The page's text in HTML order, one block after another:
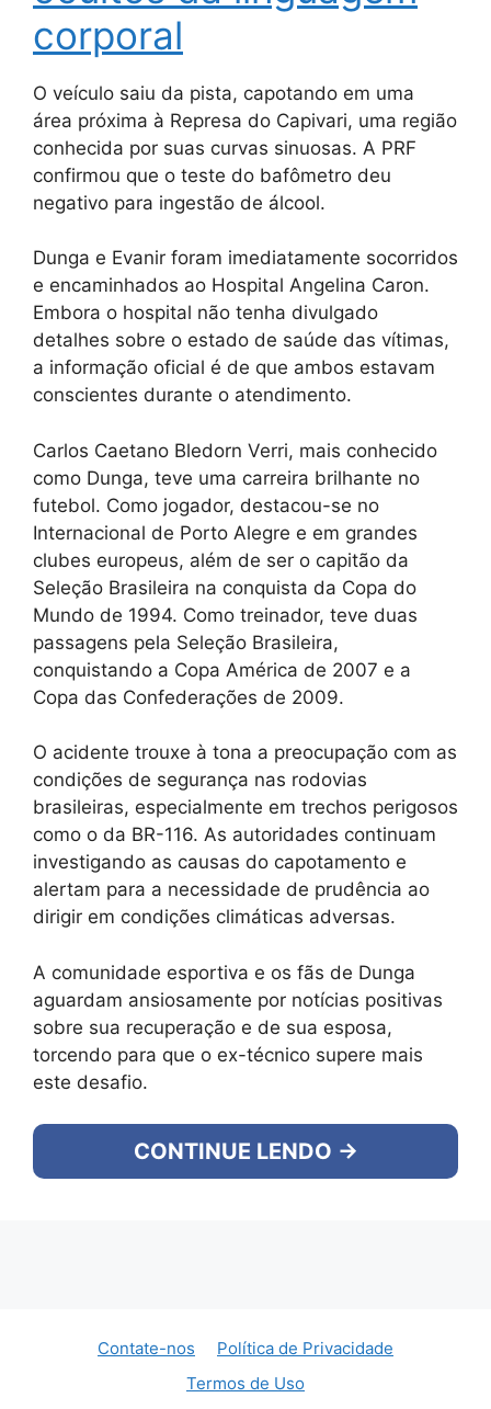
corporal
O veículo saiu da pista, capotando em uma
área próxima à Represa do Capivari, uma região
conhecida por suas curvas sinuosas. A PRF
confirmou que o teste do bafômetro deu
negativo para ingestão de álcool.
Dunga e Evanir foram imediatamente socorridos
e encaminhados ao Hospital Angelina Caron.
Embora o hospital não tenha divulgado
detalhes sobre o estado de saúde das vítimas,
a informação oficial é de que ambos estavam
conscientes durante o atendimento.
Carlos Caetano Bledorn Verri, mais conhecido
como Dunga, teve uma carreira brilhante no
futebol. Como jogador, destacou-se no
Internacional de Porto Alegre e em grandes
clubes europeus, além de ser o capitão da
Seleção Brasileira na conquista da Copa do
Mundo de 1994. Como treinador, teve duas
passagens pela Seleção Brasileira,
conquistando a Copa América de 2007 e a
Copa das Confederações de 2009.
O acidente trouxe à tona a preocupação com as
condições de segurança nas rodovias
brasileiras, especialmente em trechos perigosos
como o da BR-116. As autoridades continuam
investigando as causas do capotamento e
alertam para a necessidade de prudência ao
dirigir em condições climáticas adversas.
A comunidade esportiva e os fãs de Dunga
aguardam ansiosamente por notícias positivas
sobre sua recuperação e de sua esposa,
torcendo para que o ex-técnico supere mais
este desafio.
CONTINUE LENDO →
Contate-nos
Política de Privacidade
Termos de Uso